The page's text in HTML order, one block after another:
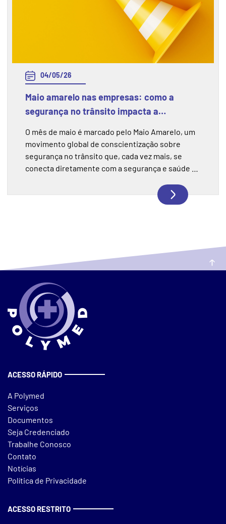
04/05/26
Maio amarelo nas empresas: como a
segurança no trânsito impacta a
O mês de maio é marcado pelo Maio Amarelo, um
movimento global de conscientização sobre
segurança no trânsito que, cada vez mais, se
conecta diretamente com a segurança e saúde no
aquelas que possuem frotas, motoristas ou
colaboradores que utilizam veículos no dia a dia,
ACESSO RÁPIDO
A Polymed
Serviços
Documentos
Seja Credenciado
Trabalhe Conosco
Contato
Notícias
Política de Privacidade
ACESSO RESTRITO